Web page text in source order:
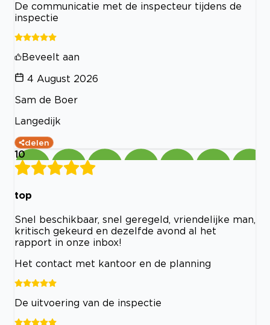
De communicatie met de inspecteur tijdens de
inspectie
Beveelt aan
4 August 2026
Sam de Boer
Langedijk
delen
10
top
Snel beschikbaar, snel geregeld, vriendelijke man,
kritisch gekeurd en dezelfde avond al het
rapport in onze inbox!
Het contact met kantoor en de planning
De uitvoering van de inspectie